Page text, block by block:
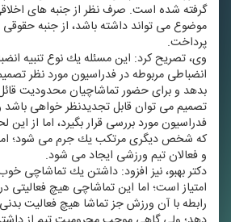
گرفته شده است. صرف نظر از جنبه های
موضوع می تواند داشته باشد، از جنبه
پرداخت.
وی، تصریح كرد: این مسئله یك نوع تنبیه
انضباطی مربوطه در فدراسیون مورد نظر
بدهد و برای حضور تماشاچیان محدودیت
تصمیم می توان قابل تجدیدنظر خواهی باشد و
فدراسیون مورد بررسی قرار بگیرد، اما از
كه شخص دیگری مرتكب یك جرم می شود؛ اما
و فعالان تیم ورزشی ایجاد می شود.
دكتر بهبو، نیز افزود: داشتن یك تماشاچی
امتیاز است؛ اما این تماشاچی هیچ فعالیتی
رابطه با آن ورزش جز تماشا هیچ فعالیت